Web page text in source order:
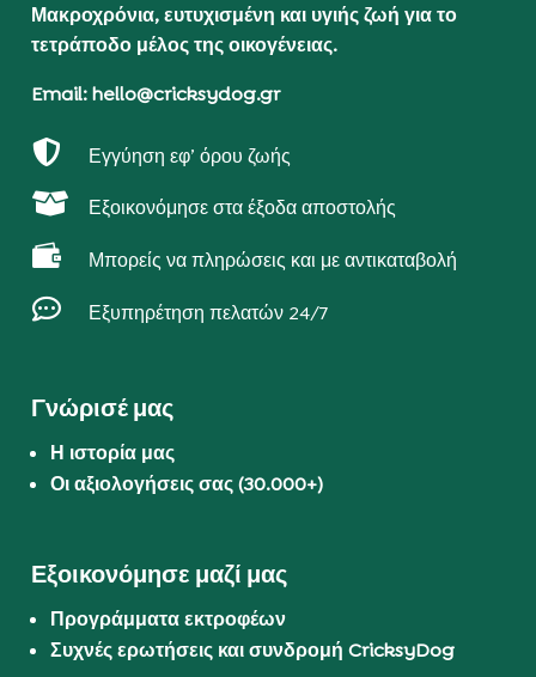
Μακροχρόνια, ευτυχισμένη και υγιής ζωή για το
τετράποδο μέλος της οικογένειας.
Email: hello@cricksydog.gr
 Εγγύηση εφ’ όρου ζωής
 Εξοικονόμησε στα έξοδα αποστολής
 Μπορείς να πληρώσεις και με αντικαταβολή
 Εξυπηρέτηση πελατών 24/7
Γνώρισέ μας
Η ιστορία μας
Οι αξιολογήσεις σας (30.000+)
Εξοικονόμησε μαζί μας
Προγράμματα εκτροφέων
Συχνές ερωτήσεις και συνδρομή CricksyDog